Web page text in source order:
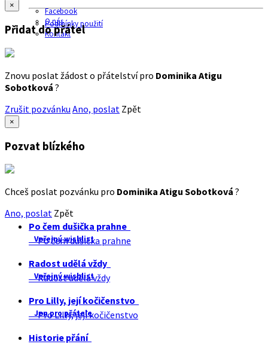
Facebook
O nás
Podmínky použití
Kontakt
×
Přidat do přátel
Znovu poslat žádost o přátelství pro Dominika Atigu
Sobotková ?
Zrušit pozvánku Ano, poslat Zpět
×
Pozvat blízkého
Chceš poslat pozvánku pro Dominika Atigu Sobotková ?
Ano, poslat Zpět
Po čem dušička prahne
Veřejný wishlist
Po čem dušička prahne
Radost udělá vždy
Veřejný wishlist
Radost udělá vždy
Pro Lilly, její kočičenstvo
Jen pro přátele
Pro Lilly, její kočičenstvo
Historie přání